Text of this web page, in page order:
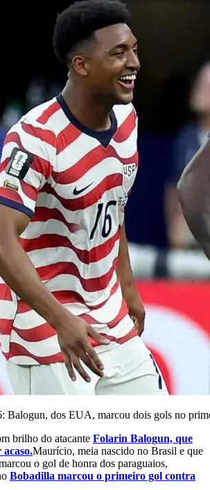
Balogun, dos EUA, marcou dois gols no
brilho do atacante Folarin Balogun, que
Maurício, meia nascido no Brasil e que
o gol de honra dos paraguaios,
Bobadilla marcou o primeiro gol contra